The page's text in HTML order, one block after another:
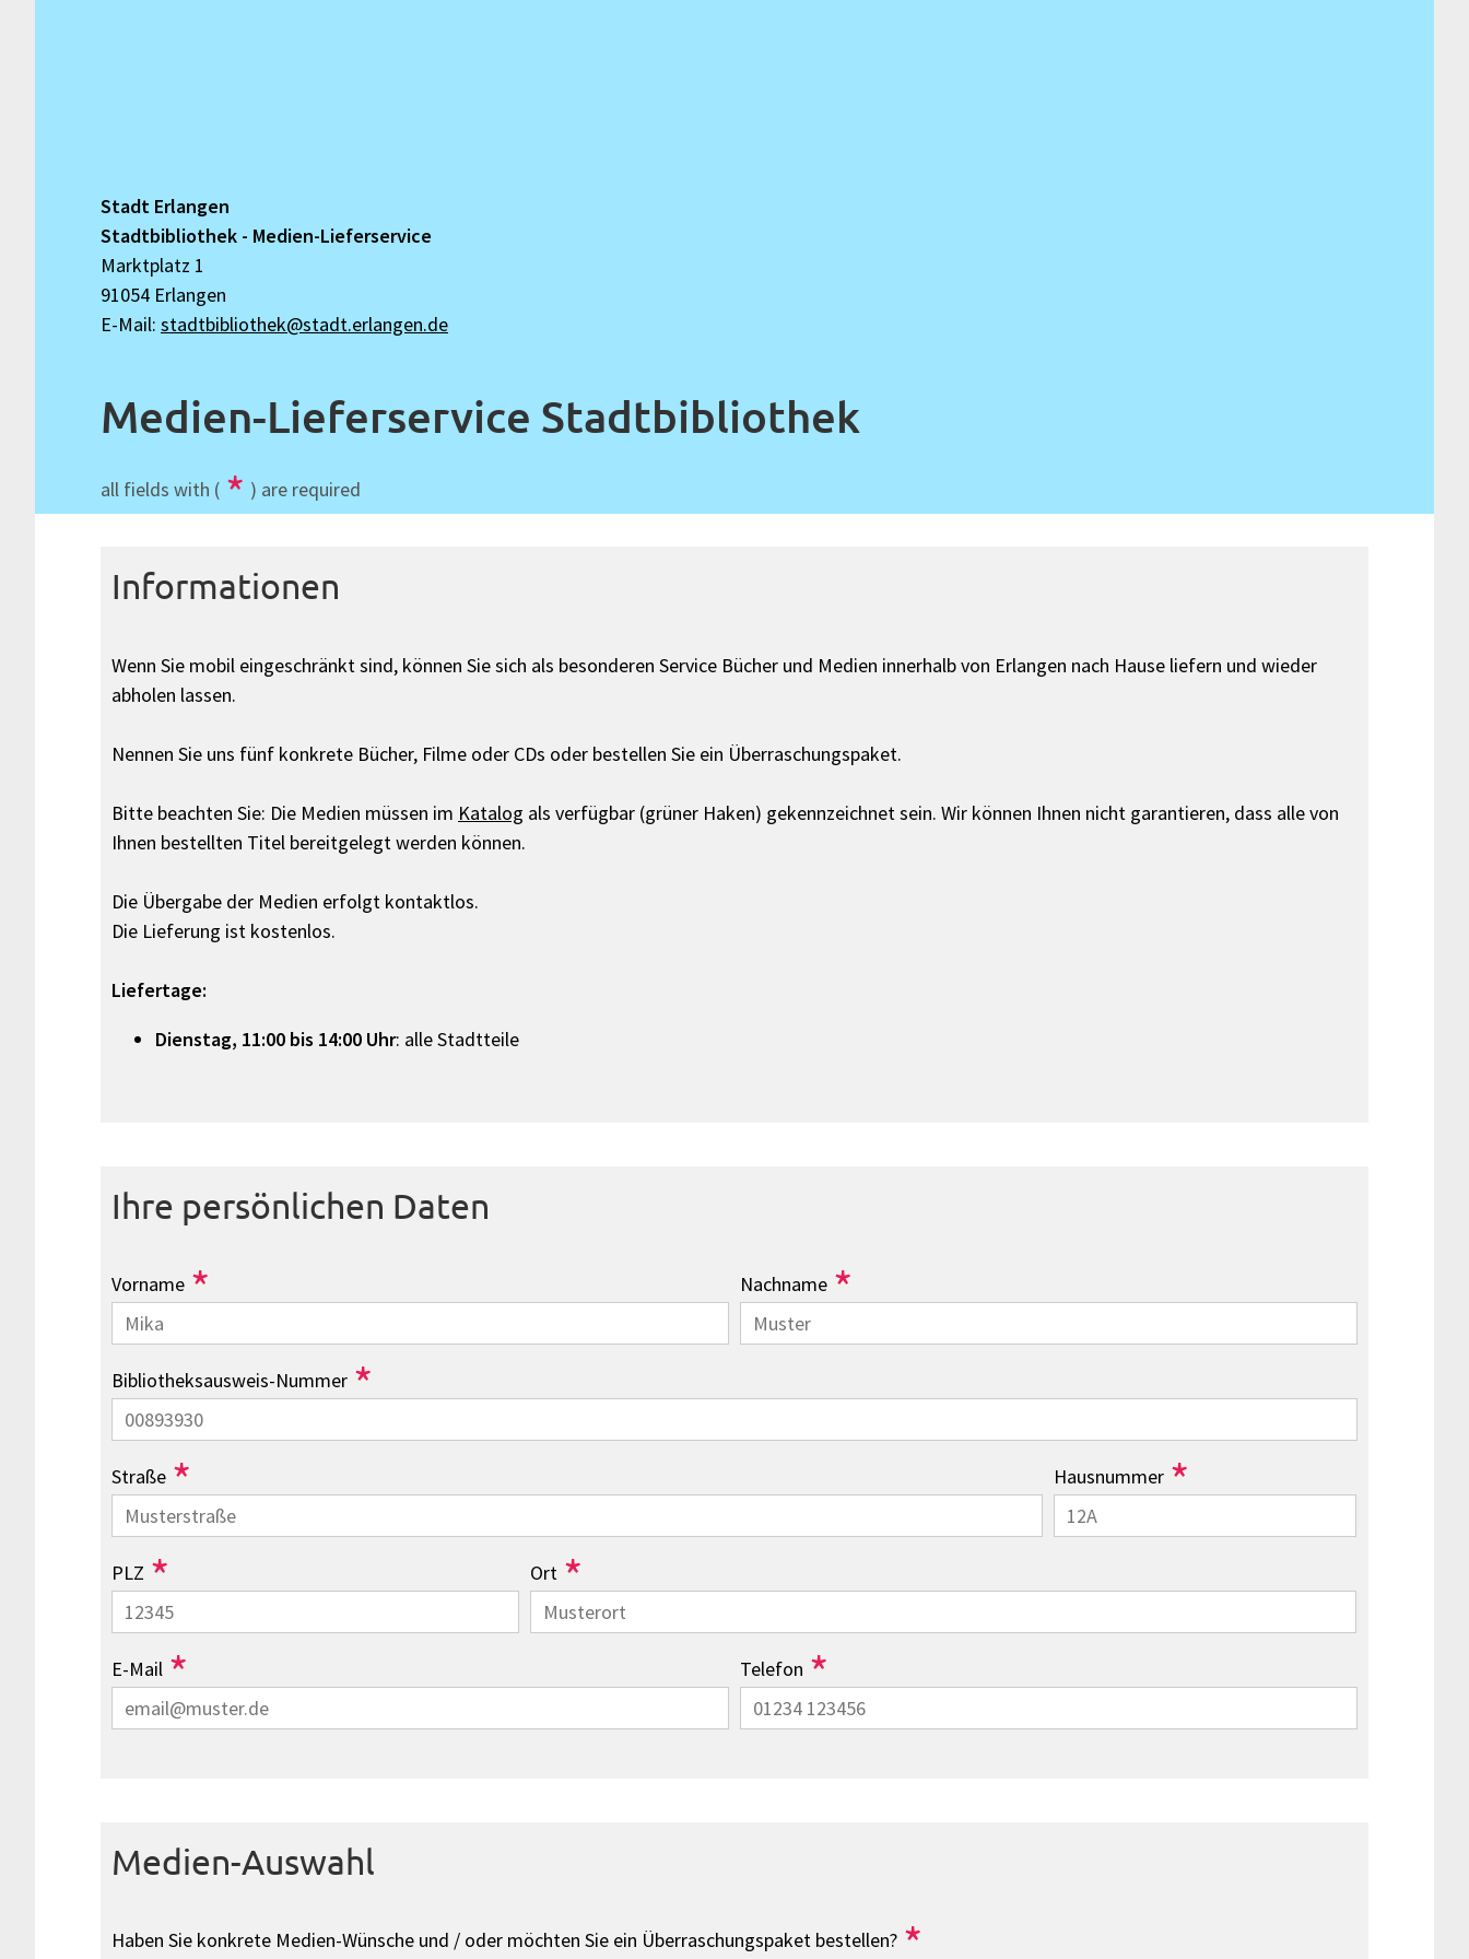
Stadt Erlangen
Stadtbibliothek - Medien-Lieferservice
Marktplatz 1
91054 Erlangen
E-Mail: stadtbibliothek@stadt.erlangen.de
Medien-Lieferservice Stadtbibliothek
all fields with ( * ) are required
Informationen
Wenn Sie mobil eingeschränkt sind, können Sie sich als besonderen Service Bücher und Medien innerhalb von Erlangen nach Hause liefern und wieder
abholen lassen.
Nennen Sie uns fünf konkrete Bücher, Filme oder CDs oder bestellen Sie ein Überraschungspaket.
Bitte beachten Sie: Die Medien müssen im Katalog als verfügbar (grüner Haken) gekennzeichnet sein. Wir können Ihnen nicht garantieren, dass alle von
Ihnen bestellten Titel bereitgelegt werden können.
Die Übergabe der Medien erfolgt kontaktlos.
Die Lieferung ist kostenlos.
Liefertage:
Dienstag, 11:00 bis 14:00 Uhr: alle Stadtteile
Ihre persönlichen Daten
Vorname * Nachname *
Bibliotheksausweis-Nummer *
Straße * Hausnummer *
PLZ * Ort *
E-Mail * Telefon *
Medien-Auswahl
Haben Sie konkrete Medien-Wünsche und / oder möchten Sie ein Überraschungspaket bestellen? *